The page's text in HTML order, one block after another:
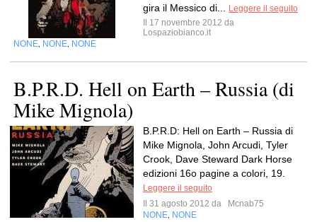
gira il Messico di...
Leggere il seguito
Il 17 novembre 2012 da
Lospaziobianco.it
NONE NONE NONE
B.P.R.D. Hell on Earth – Russia (di
Mike Mignola)
B.P.R.D: Hell on Earth – Russia di
Mike Mignola, John Arcudi, Tyler
Crook, Dave Steward Dark Horse
edizioni 16o pagine a colori, 19.
Leggere il seguito
Il 31 agosto 2012 da
Mcnab75
NONE NONE